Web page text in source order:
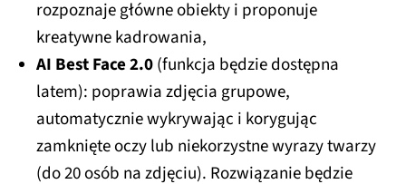
rozpoznaje główne obiekty i proponuje
kreatywne kadrowania,
AI Best Face 2.0(funkcja będzie dostępna
latem): poprawia zdjęcia grupowe,
automatycznie wykrywając i korygując
zamknięte oczy lub niekorzystne wyrazy twarzy
(do 20 osób na zdjęciu). Rozwiązanie będzie